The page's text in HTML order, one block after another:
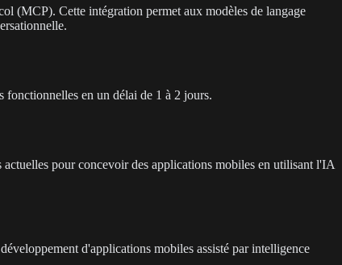
(MCP). Cette intégration permet aux modèles de langage
en un délai de 1 à 2 jours.
pour concevoir des applications mobiles en utilisant l'IA
d'applications mobiles assisté par intelligence